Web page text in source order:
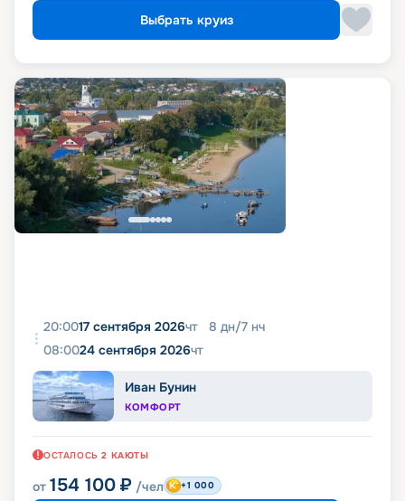
Выбрать круиз
20:0017 сентября 2026чт 8 дн/7 нч
08:0024 сентября 2026чт
Иван Бунин
КОМФОРТ
ОСТАЛОСЬ 2 КАЮТЫ
от 154 100 ₽ /чел +1 000